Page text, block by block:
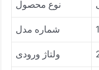
نوع محصول
شماره مدل
ولتاژ ورودی